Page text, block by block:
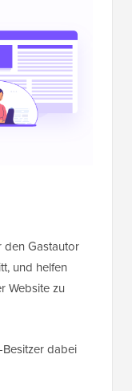
den Gastautor
und helfen
Website zu
dabei